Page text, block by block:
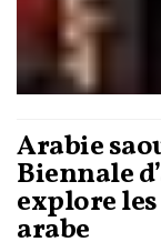
Arabie
Biennale
explore
arabe